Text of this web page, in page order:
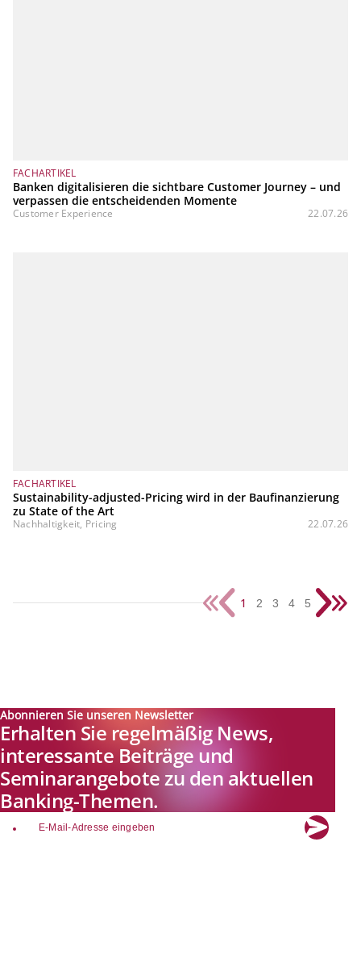
FACHARTIKEL
Banken digitalisieren die sichtbare Customer Journey – und
verpassen die entscheidenden Momente
Customer Experience 22.07.26
FACHARTIKEL
Sustainability-adjusted-Pricing wird in der Baufinanzierung
zu State of the Art
Nachhaltigkeit, Pricing 22.07.26
1 2 3 4 5
Abonnieren Sie unseren Newsletter
Erhalten Sie regelmäßig News,
interessante Beiträge und
Seminarangebote zu den aktuellen
Banking-Themen.
email